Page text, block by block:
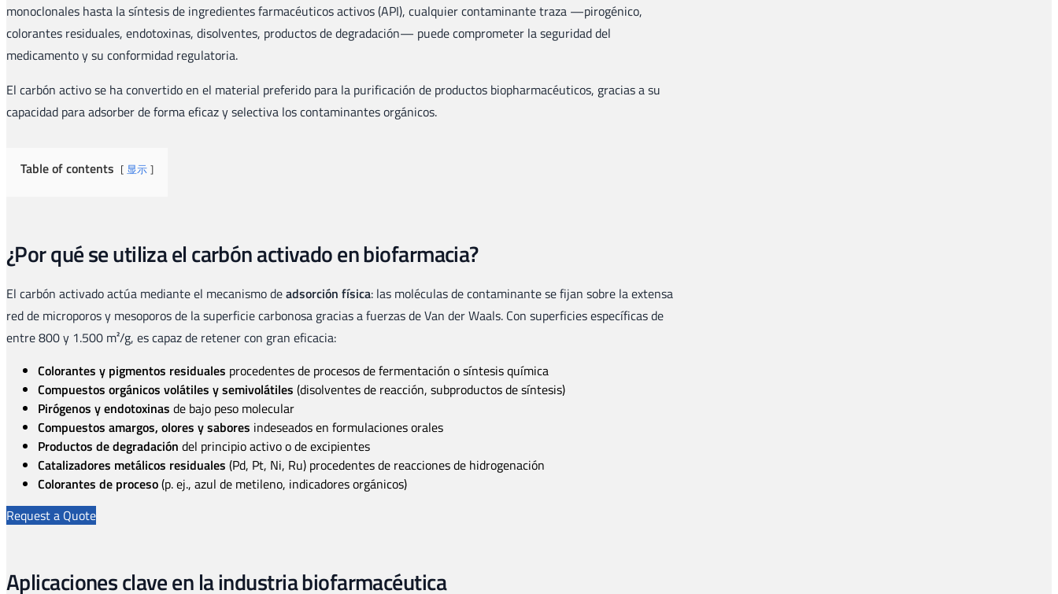
monoclonales hasta la síntesis de ingredientes farmacéuticos activos (API), cualquier contaminante traza —pirogénico,
colorantes residuales, endotoxinas, disolventes, productos de degradación— puede comprometer la seguridad del
medicamento y su conformidad regulatoria.
El carbón activo se ha convertido en el material preferido para la purificación de productos biopharmacéuticos, gracias a su
capacidad para adsorber de forma eficaz y selectiva los contaminantes orgánicos.
Table of contents 显示
¿Por qué se utiliza el carbón activado en biofarmacia?
El carbón activado actúa mediante el mecanismo deadsorción física: las moléculas de contaminante se fijan sobre la extensa
red de microporos y mesoporos de la superficie carbonosa gracias a fuerzas de Van der Waals. Con superficies específicas de
entre 800 y 1.500 m²/g, es capaz de retener con gran eficacia:
Colorantes y pigmentos residuales procedentes de procesos de fermentación o síntesis química
Compuestos orgánicos volátiles y semivolátiles (disolventes de reacción, subproductos de síntesis)
Pirógenos y endotoxinas de bajo peso molecular
Compuestos amargos, olores y sabores indeseados en formulaciones orales
Productos de degradación del principio activo o de excipientes
Catalizadores metálicos residuales (Pd, Pt, Ni, Ru) procedentes de reacciones de hidrogenación
Colorantes de proceso(p. ej., azul de metileno, indicadores orgánicos)
Request a Quote
Aplicaciones clave en la industria biofarmacéutica